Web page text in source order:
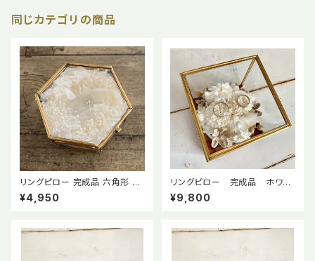
同じカテゴリの商品
リングピロー 完成品 六角形 ガ
ラスケース ジュエリーケース 真
鍮 プリザーブドフラワー 結婚式
¥4,950
リングピロー 完成品 ホワイ
トブーケ (ガラスケース入り)
¥9,800